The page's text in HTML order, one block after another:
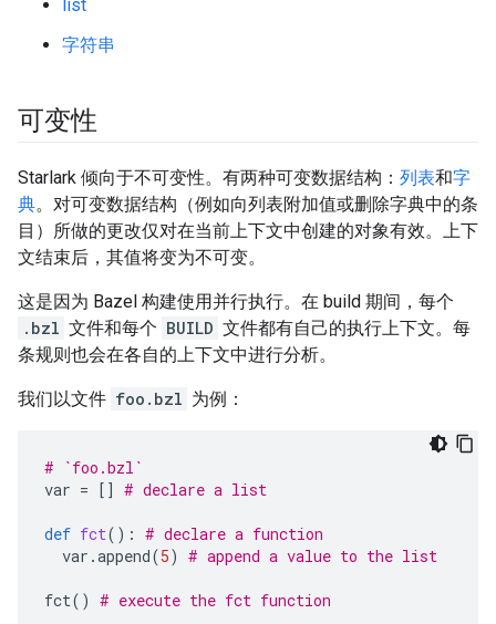
list
字符串
可变性
Starlark 倾向于不可变性。有两种可变数据结构： 列表和字
典。对可变数据结构（例如向列表附加值或删除字典中的条
目）所做的更改仅对在当前上下文中创建的对象有效。上下
文结束后，其值将变为不可变。
这是因为 Bazel 构建使用并行执行。在 build 期间，每个
.bzl 文件和每个 BUILD 文件都有自己的执行上下文。每
条规则也会在各自的上下文中进行分析。
我们以文件 foo.bzl 为例：
# `foo.bzl`
var = [] # declare a list
def fct(): # declare a function
var .append(5) # append a value to the list
fct() # execute the fct function